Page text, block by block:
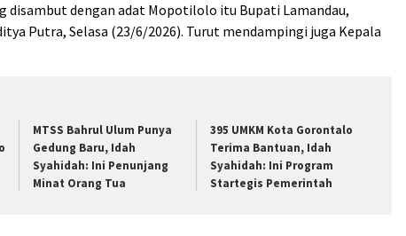
disambut dengan adat Mopotilolo itu Bupati Lamandau,
Putra, Selasa (23/6/2026). Turut mendampingi juga Kepala
MTSS Bahrul Ulum Punya
Gedung Baru, Idah
Syahidah: Ini Penunjang
Minat Orang Tua
395 UMKM Kota Gorontalo
Terima Bantuan, Idah
Syahidah: Ini Program
Startegis Pemerintah